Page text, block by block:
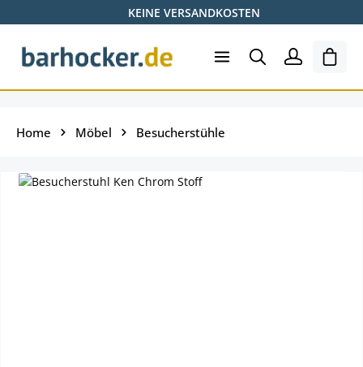
Zum Hauptinhalt springenKEINE VERSANDKOSTEN
Home Möbel Besucherstühle